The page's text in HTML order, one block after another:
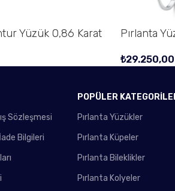
Yüzük 0,86 Karat Pırlanta
₺29.250,00
Sözleşmesi
Bilgileri
POPÜLER
Pırlanta Yüzükler
Pırlanta Küpeler
Pırlanta Bileklikler
Pırlanta Kolyeler